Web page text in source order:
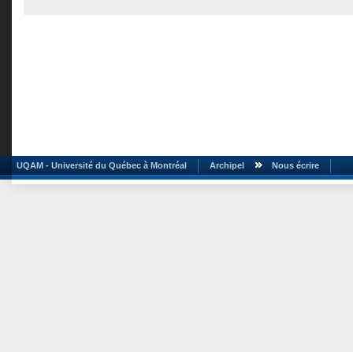
UQAM - Université du Québec à Montréal Archipel Nous écrire